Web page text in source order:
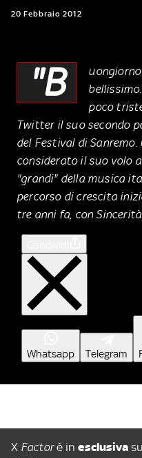
20 Febbraio 2012
"B
poco
Twitter il suo secondo
del Festival di
considerato il suo volo
"grandi" della musica
percorso di crescita
tre anni fa, con Sincerità
Whatsapp Telegram
X Factorè in esclusiva su